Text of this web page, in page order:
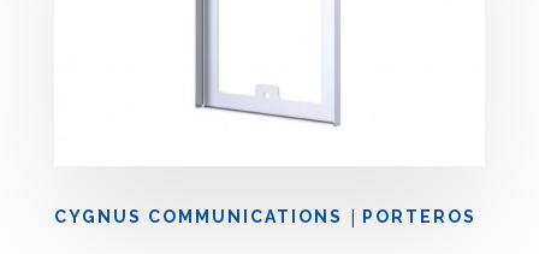
CYGNUS COMMUNICATIONS | PORTEROS